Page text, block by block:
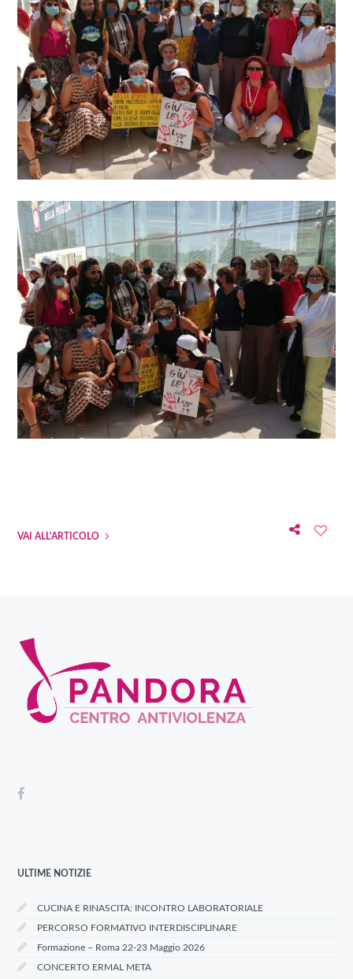
VAI ALL'ARTICOLO
ULTIME NOTIZIE
CUCINA E RINASCITA: INCONTRO LABORATORIALE
PERCORSO FORMATIVO INTERDISCIPLINARE
Formazione – Roma 22-23 Maggio 2026
CONCERTO ERMAL META